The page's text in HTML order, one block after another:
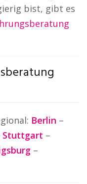
bist, gibt es
Berlin –
Stuttgart –
–